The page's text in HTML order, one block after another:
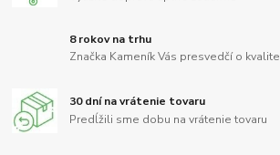
8 rokov na trhu
Značka Kameník Vás presvedčí o kvalite
30 dní na vrátenie tovaru
Predĺžili sme dobu na vrátenie tovaru